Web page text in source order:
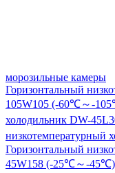
морозильные камеры
Горизонтальный
105W105 (-60℃～-
холодильник DW-
Горизонтальный
45W158 (-25℃～-45℃)